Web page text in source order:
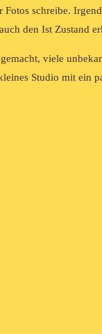
schreibe.
den Ist Zustand
viele
Studio mit ein